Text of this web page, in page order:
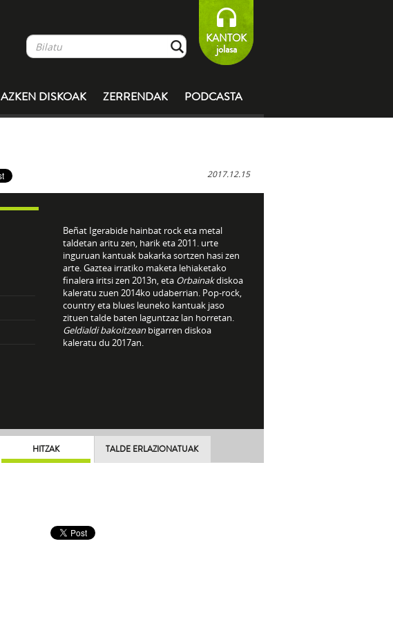
KANTOK
jolasa
AZKEN DISKOAK ZERRENDAK PODCASTA
2017.12.15
Beñat Igerabide hainbat rock eta metal
taldetan aritu zen, harik eta 2011. urte
inguruan kantuak bakarka sortzen hasi zen
arte. Gaztea irratiko maketa lehiaketako
finalera iritsi zen 2013n, eta Orbainakdiskoa
kaleratu zuen 2014ko udaberrian. Pop-rock,
country eta blues leuneko kantuak jaso
zituen talde baten laguntzaz lan horretan.
Geldialdi bakoitzeanbigarren diskoa
kaleratu du 2017an.
HITZAK TALDE ERLAZIONATUAK